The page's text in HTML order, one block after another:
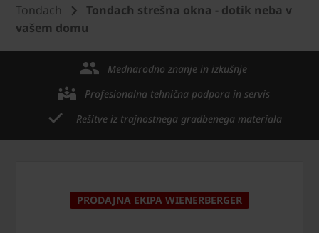
Tondach
Tondach strešna okna - dotik neba v
vašem domu
Mednarodno znanje in izkušnje
Profesionalna tehnična podpora in servis
Rešitve iz trajnostnega gradbenega materiala
PRODAJNA EKIPA WIENERBERGER